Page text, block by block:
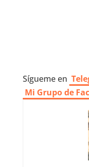
Sígueme en
Mi Grupo de